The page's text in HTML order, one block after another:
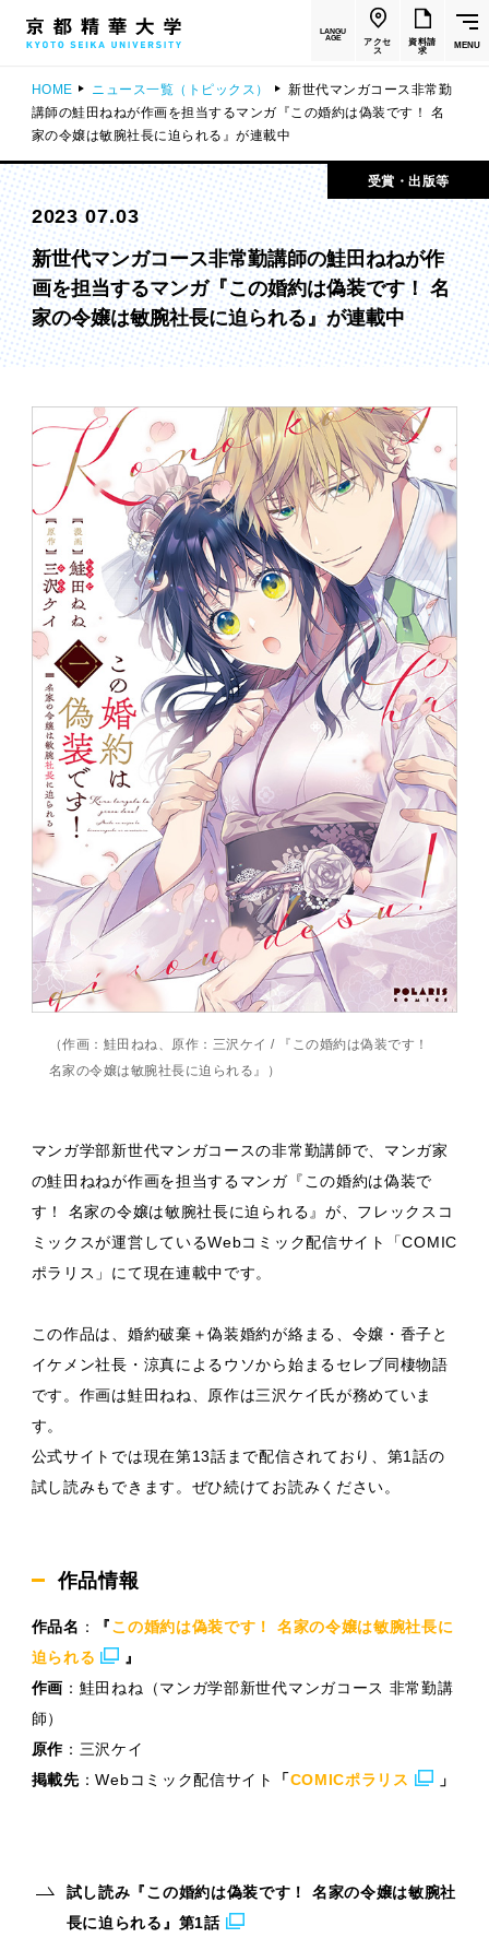
LANGU
AGE
アクセ
ス
資料請
求
MENU
HOME ニュース一覧（トピックス）
新世代マンガコース非常勤
講師の鮭田ねねが作画を担当するマンガ『この婚約は偽装です！ 名
家の令嬢は敏腕社長に迫られる』が連載中
受賞・出版等
2023 07.03
新世代マンガコース非常勤講師の鮭田ねねが作
画を担当するマンガ『この婚約は偽装です！ 名
家の令嬢は敏腕社長に迫られる』が連載中
（作画：鮭田ねね、原作：三沢ケイ / 『この婚約は偽装です！
名家の令嬢は敏腕社長に迫られる』）
マンガ学部新世代マンガコースの非常勤講師で、マンガ家
の鮭田ねねが作画を担当するマンガ『この婚約は偽装で
す！ 名家の令嬢は敏腕社長に迫られる』が、フレックスコ
ミックスが運営しているWebコミック配信サイト「COMIC
ポラリス」にて現在連載中です。
この作品は、婚約破棄＋偽装婚約が絡まる、令嬢・香子と
イケメン社長・涼真によるウソから始まるセレブ同棲物語
です。作画は鮭田ねね、原作は三沢ケイ氏が務めていま
す。
公式サイトでは現在第13話まで配信されており、第1話の
試し読みもできます。ぜひ続けてお読みください。
作品情報
作品名 ： 『この婚約は偽装です！ 名家の令嬢は敏腕社長に
迫られる
』
作画 ：鮭田ねね（マンガ学部新世代マンガコース 非常勤講
師）
原作 ：三沢ケイ
掲載先：Webコミック配信サイト 「COMICポラリス 」
試し読み『この婚約は偽装です！ 名家の令嬢は敏腕社
長に迫られる』第1話